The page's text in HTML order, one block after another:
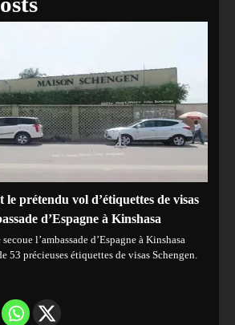
prétendu vol d’étiquettes de visas
d’Espagne à Kinshasa
l’ambassade d’Espagne à Kinshasa
53 précieuses étiquettes de visas Schengen.